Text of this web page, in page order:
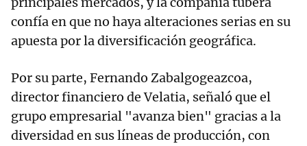
confía en que no haya alteraciones serias en su
apuesta por la diversificación geográfica.
Por su parte, Fernando Zabalgogeazcoa,
director financiero de Velatia, señaló que el
grupo empresarial "avanza bien" gracias a la
diversidad en sus líneas de producción, con